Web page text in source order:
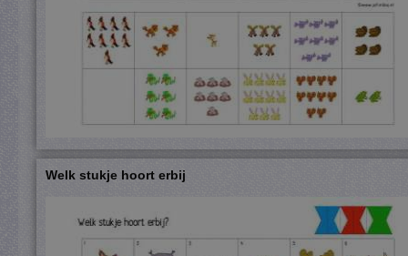
Welk stukje hoort erbij